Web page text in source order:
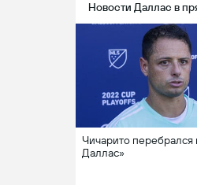
Новости Даллас в
Чичарито перебрался
Даллас»